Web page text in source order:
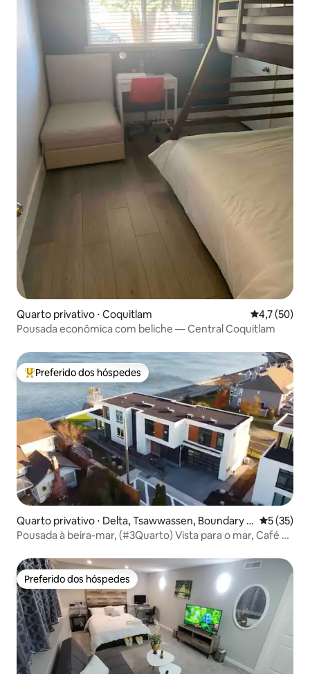
Quarto privativo ⋅ Coquitlam 4,7 de uma
4,7 (50)
Pousada econômica com beliche — Central Coquitlam
Entre os melhores preferidos dos hóspedes
Preferido dos hóspedes
Quarto privativo ⋅ Delta, Tsawwassen, Boundary B
ay
5 de uma
5 (35)
Pousada à beira-mar, (#3Quarto) Vista para o mar, Café da
Preferido dos hóspedes
Preferido dos hóspedes